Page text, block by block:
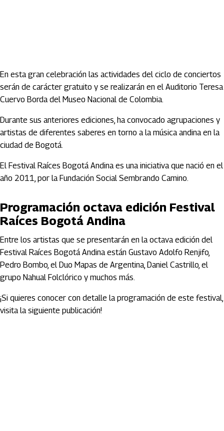
En esta gran celebración las actividades del ciclo de conciertos
serán de carácter gratuito y se realizarán en el Auditorio Teresa
Cuervo Borda del Museo Nacional de Colombia.
Durante sus anteriores ediciones, ha convocado agrupaciones y
artistas de diferentes saberes en torno a la música andina en la
ciudad de Bogotá.
El Festival Raíces Bogotá Andina es una iniciativa que nació en el
año 2011, por la Fundación Social Sembrando Camino.
Programación octava edición Festival
Raíces Bogotá Andina
Entre los artistas que se presentarán en la octava edición del
Festival Raíces Bogotá Andina están Gustavo Adolfo Renjifo,
Pedro Bombo, el Duo Mapas de Argentina, Daniel Castrillo, el
grupo Nahual Folclórico y muchos más.
¡Si quieres conocer con detalle la programación de este festival,
visita la siguiente publicación!